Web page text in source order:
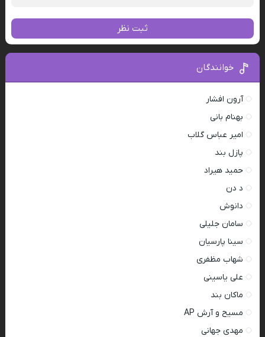
ثبت نظر
خوانندگان
آرون افشار
بهنام بانی
امیر عباس گلاب
پازل بند
حمید هیراد
د دن
دانوش
سامان جلیلی
سینا پارسیان
شهاب مظفری
علی یاسینی
ماکان بند
مسیح و آرش AP
مهدی جهانی